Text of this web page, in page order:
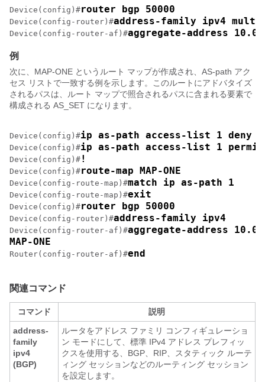
Device(config)#router bgp 50000
Device(config-router)#address-family ipv4
Device(config-router-af)#aggregate-address
例
次に、MAP-ONE というルート マップが作成され、AS-path アク
セス リストで一致する例を示します。このルートにアドバタイズ
されるパスは、ルート マップで照合されるパスに含まれる要素で
構成される AS_SET になります。
Device(config)#ip as-path access-list 1 deny
Device(config)#ip as-path access-list 1
Device(config)# !
Device(config)#route-map MAP-ONE
Device(config-route-map)#match ip as-path 1
Device(config-route-map)#exit
Device(config)#router bgp 50000
Device(config-router)#address-family ipv4
Device(config-router-af)#aggregate-address
MAP-ONE
Router(config-router-af)#end
関連コマンド
コマンド
説明
address-
family
ipv4
(BGP)
ルータをアドレス ファミリ コンフィギュレーショ
ン モードにして、標準 IPv4 アドレス プレフィッ
クスを使用する、BGP、RIP、スタティック ルーテ
ィング セッションなどのルーティング セッション
を設定します。